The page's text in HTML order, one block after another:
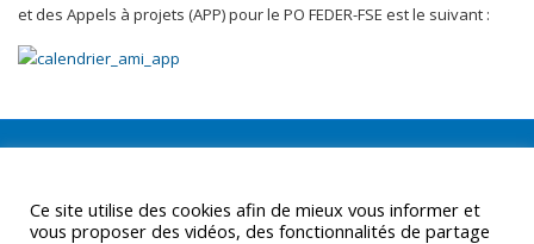
et des Appels à projets (APP) pour le PO FEDER-FSE est le suivant :
Ce site utilise des cookies afin de mieux vous informer et
vous proposer des vidéos, des fonctionnalités de partage